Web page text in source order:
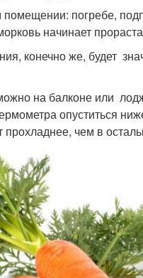
погребе,
начинает
конечно же, будет
на балконе или
опуститься
чем в